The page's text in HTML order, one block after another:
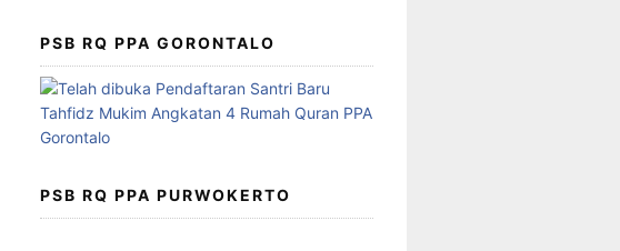
PSB RQ PPA GORONTALO
PSB RQ PPA PURWOKERTO